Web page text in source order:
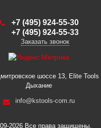
+7 (495) 924-55-30
+7 (495) 924-55-33
Заказать звонок
шоссе 13, Elite
Дыхание
info@kstools-com.ru
2026 Все права защищены.